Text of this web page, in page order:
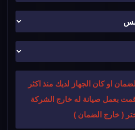
او كان الجهاز لديك منذ اكثر
قمت بعمل صيانة له خارج الشركة
( خارج الضمان )